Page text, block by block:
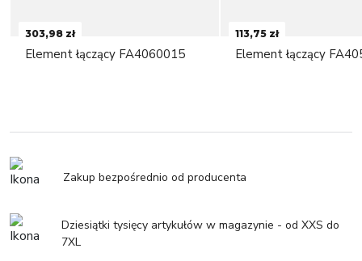
303,98 zł
Element łączący FA4060015
113,75 zł
Element łączący
Zakup bezpośrednio od producenta
Dziesiątki tysięcy artykułów w magazynie - od XXS do
7XL